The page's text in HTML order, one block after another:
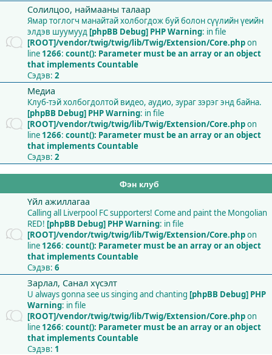
Солилцоо, наймааны талаар
Ямар тоглогч манайтай холбогдож буй болон сүүлийн үеийн
элдэв шуумууд [phpBB Debug] PHP Warning: in file
[ROOT]/vendor/twig/twig/lib/Twig/Extension/Core.phpon
line 1266: count(): Parameter must be an array or an object
that implements Countable
Сэдэв: 2
Медиа
Клуб-тэй холбогдолтой видео, аудио, зураг зэрэг энд байна.
[phpBB Debug] PHP Warning: in file
[ROOT]/vendor/twig/twig/lib/Twig/Extension/Core.phpon
line 1266: count(): Parameter must be an array or an object
that implements Countable
Сэдэв: 2
Фэн клуб
Үйл ажиллагаа
Calling all Liverpool FC supporters! Come and paint the Mongolian
RED! [phpBB Debug] PHP Warning: in file
[ROOT]/vendor/twig/twig/lib/Twig/Extension/Core.phpon
line 1266: count(): Parameter must be an array or an object
that implements Countable
Сэдэв: 6
Зарлал, Санал хүсэлт
U always gonna see us singing and chanting [phpBB Debug] PHP
Warning: in file
[ROOT]/vendor/twig/twig/lib/Twig/Extension/Core.phpon
line 1266: count(): Parameter must be an array or an object
that implements Countable
Сэдэв: 1